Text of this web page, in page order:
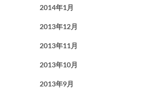
2014年1月
2013年12月
2013年11月
2013年10月
2013年9月